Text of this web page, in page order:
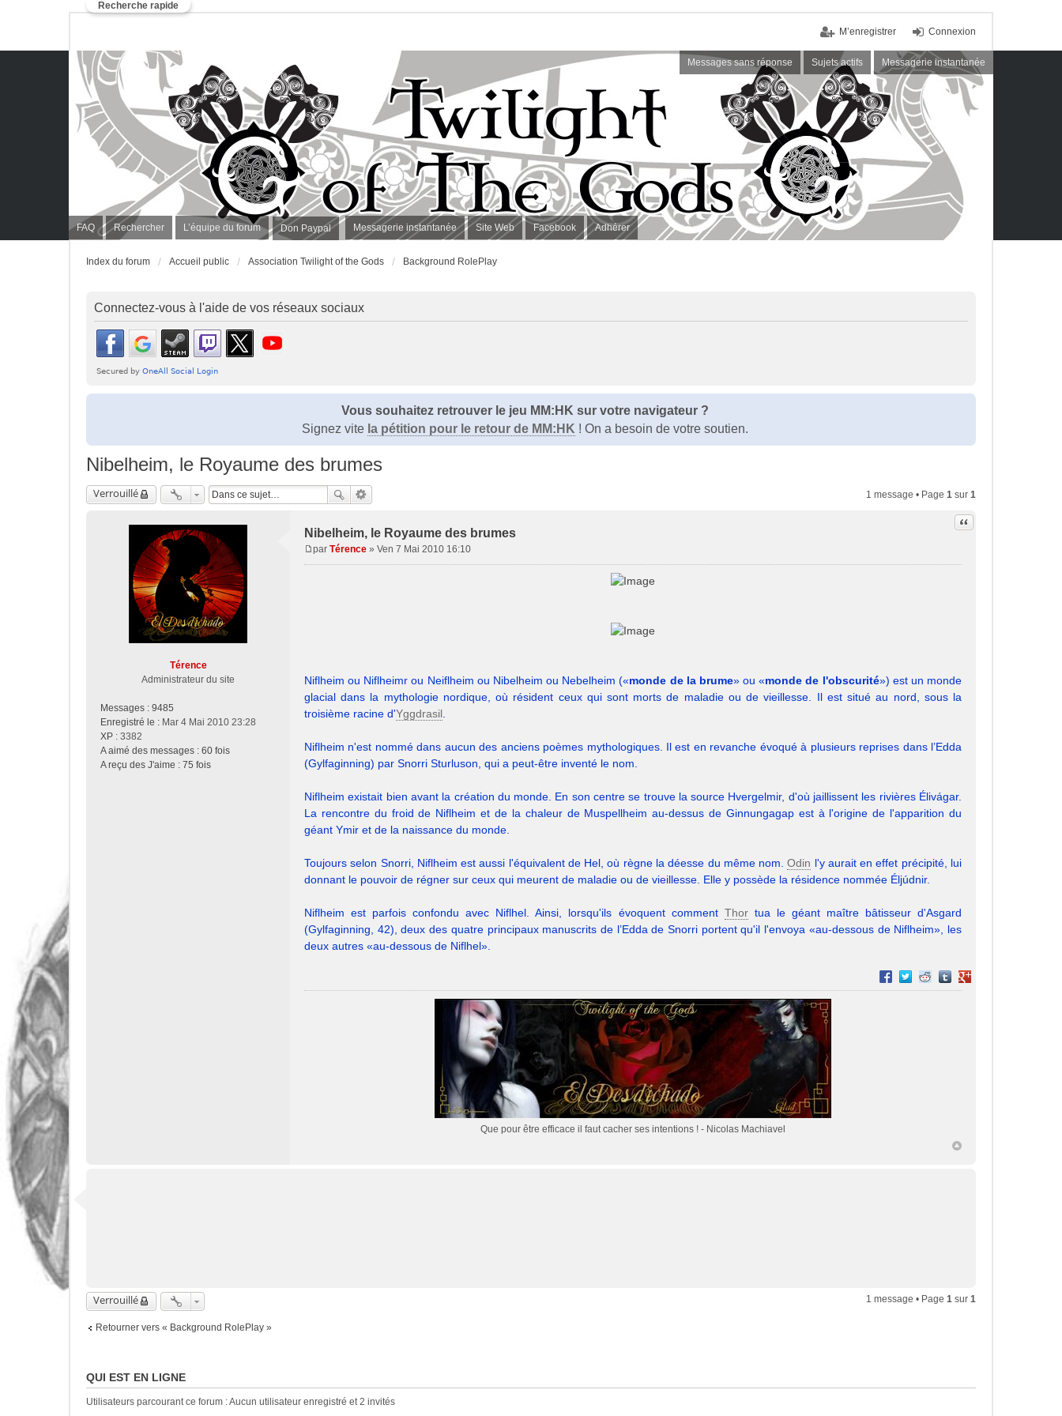
Connexion
M’enregistrer
Messages sans réponse Sujets actifs Messagerie instantanée
FAQ Rechercher L’équipe du forum Don Paypal Messagerie instantanée Site Web Facebook Adhérer
Recherche rapide
Index du forum Accueil public Association Twilight of the Gods Background RolePlay
Connectez-vous à l'aide de vos réseaux sociaux
Vous souhaitez retrouver le jeu MM:HK sur votre navigateur ?
Signez vite la pétition pour le retour de MM:HK ! On a besoin de votre soutien.
Nibelheim, le Royaume des brumes
Verrouillé 1 message • Page 1 sur 1
Térence
Administrateur du site
Messages : 9485
Enregistré le : Mar 4 Mai 2010 23:28
XP : 3382
A aimé des messages : 60 fois
A reçu des J'aime : 75 fois
Nibelheim, le Royaume des brumes
Citation
par Térence » Ven 7 Mai 2010 16:10
Niflheim ou Niflheimr ou Neiflheim ou Nibelheim ou Nebelheim («monde de la brume» ou «monde de l'obscurité») est un monde
glacial dans la mythologie nordique, où résident ceux qui sont morts de maladie ou de vieillesse. Il est situé au nord, sous la
troisième racine d'Yggdrasil
Niflheim n'est nommé dans aucun des anciens poèmes mythologiques. Il est en revanche évoqué à plusieurs reprises dans l’Edda
(Gylfaginning) par Snorri Sturluson, qui a peut-être inventé le nom.
Niflheim existait bien avant la création du monde. En son centre se trouve la source Hvergelmir, d'où jaillissent les rivières Élivágar.
La rencontre du froid de Niflheim et de la chaleur de Muspellheim au-dessus de Ginnungagap est à l'origine de l'apparition du
géant Ymir et de la naissance du monde.
Toujours selon Snorri, Niflheim est aussi l'équivalent de Hel, où règne la déesse du même nom.Odin l'y aurait en effet précipité, lui
donnant le pouvoir de régner sur ceux qui meurent de maladie ou de vieillesse. Elle y possède la résidence nommée Éljúdnir.
Niflheim est parfois confondu avec Niflhel. Ainsi, lorsqu'ils évoquent comment Thortua le géant maître bâtisseur d'Asgard
(Gylfaginning, 42), deux des quatre principaux manuscrits de l’Edda de Snorri portent qu'il l'envoya «au-dessous de Niflheim», les
deux autres «au-dessous de Niflhel».
Partager sur Facebook
Partager sur Twitter
Partager sur Reddit
Partager sur Tumblr
Partager sur Google+
Que pour être efficace il faut cacher ses intentions ! - Nicolas Machiavel
Verrouillé 1 message • Page 1 sur 1
Retourner vers « Background RolePlay »
QUI EST EN LIGNE
Utilisateurs parcourant ce forum : Aucun utilisateur enregistré et 2 invités